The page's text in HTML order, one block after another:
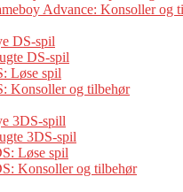
Advance: Konsoller og
DS-spil
DS-spil
Løse spil
Konsoller og tilbehør
3DS-spill
3DS-spil
Løse spil
Konsoller og tilbehør